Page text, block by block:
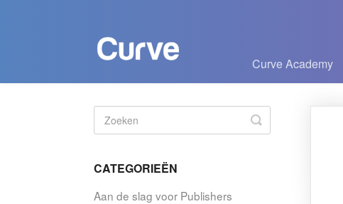
Curve Academy
Zoeken
in-/uitschakelen
CATEGORIEËN
Aan de slag voor Publishers